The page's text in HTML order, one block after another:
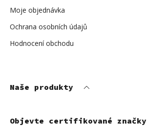
Moje objednávka
Ochrana osobních údajů
Hodnocení obchodu
Naše produkty
Objevte certifikované značky